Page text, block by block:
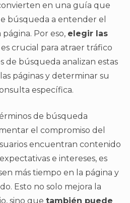
en una guía que
búsqueda a entender el
Por eso, elegir las
es crucial para atraer tráfico
de búsqueda analizan estas
páginas y determinar su
específica.
de búsqueda
el compromiso del
encuentran contenido
e intereses, es
más tiempo en la página y
Esto no solo mejora la
sino que también puede